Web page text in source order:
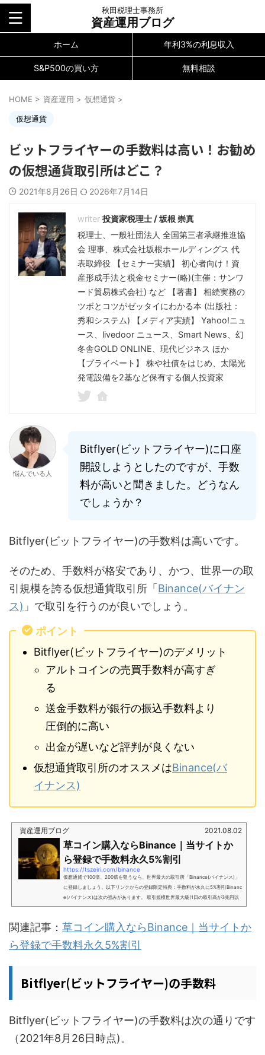
秋田税理士事務所
資産運用ブログ
ホーム 年利3%の利息収入
S&P500の買い方 無料相談
HOME > 資産運用 > 仮想通貨 >
仮想通貨
ビットフライヤーの手数料は高い！お勧め
の仮想通貨取引所はどこ？
2021年8月26日 2026年7月14日
投資家税理士 / 坂根 崇真
税理士、一般社団法人 全国第三者承継推進協
会 理事、株式会社坂根ホールディングス 代
表取締役 【セミナー実績】 初心者向け！資
産形成手法と税金セミナー(略)(主催：サンワ
ード貿易株式会社) など 【著書】 相続実務の
ツボとコツがゼッタイにわかる本 (出版社：
秀和システム) 【メディア実績】 Yahoo!ニュ
ース、livedoor ニュース、Smart News、幻
冬舎GOLD ONLINE、現代ビジネス ほか
【プライベート】 株や社債をはじめ、太陽光
発電設備を2基など保有する個人投資家
悩んでいる人
Bitflyer(ビットフライヤー)に口座
開設しようとしたのですが、手数
料が高いと聞きました。どうなん
でしょうか？
Bitflyer(ビットフライヤー)の手数料は高いです。
そのため、手数料が格安であり、かつ、世界一の取
引規模を誇る仮想通貨取引所「 Binance(バイナン
ス) 」で取引を行うのが良いでしょう。
ポイント
Bitflyer(ビットフライヤー)のデメリット
アルトコインの売買手数料が高すぎ
る
送金手数料が銀行の振込手数料より
圧倒的に高い
出金が遅いなど評判が良くない
仮想通貨取引所のオススメはBinance(バ
イナンス)
資産運用ブログ 2021.08.02
草コイン購入ならBinance｜当サイトか
ら登録で手数料永久5%割引
https://tszeiri.com/binance
仮想通貨で100倍、200倍を狙うなら、世界最大の取引所「Binance(バイナンス)」
に登録しましょう。以下リンクからの登録限定特典：手数料が永久に5%割引Binanc
e(バイナンス)は次の強みがあります。 取引規模世界最大級(1日の取引高が3兆円以
上) 手数料の安さが最安水準 取扱銘柄の数250以上(国内の取引所の20倍以上)Binan
の取扱銘柄数や手数料の安さで強く、仮想通貨取引を行うのであれば避けては通れ
関連記事： 草コイン購入ならBinance｜当サイトか
ら登録で手数料永久5%割引
Bitflyer(ビットフライヤー)の手数料
Bitflyer(ビットフライヤー)の手数料は次の通りです
（2021年8月26日時点)。